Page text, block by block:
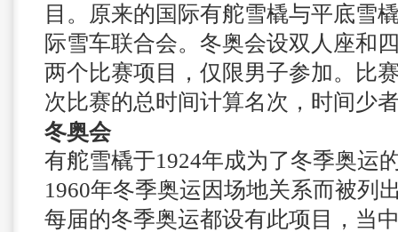
目。原来的国际有舵雪橇与平底雪
际雪车联合会。冬奥会设双人座和
两个比赛项目，仅限男子参加。比
次比赛的总时间计算名次，时间少
冬奥会
有舵雪橇于1924年成为了冬季奥运
1960年冬季奥运因场地关系而被列
每届的冬季奥运都设有此项目，当